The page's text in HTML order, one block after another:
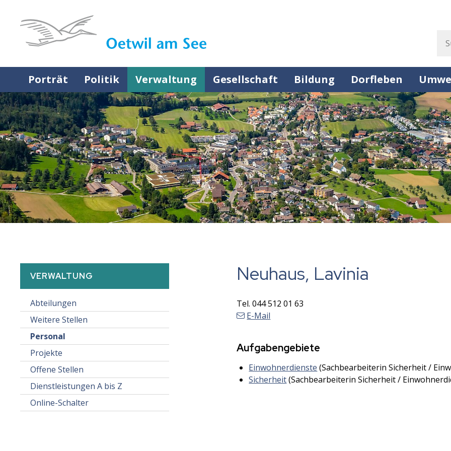
Navigieren in Oetwil am See
Hauptnavigation
Porträt Politik Verwaltung Gesellschaft Bildung Dorfleben
SUBNAVIGATION:
VERWALTUNG
Abteilungen
Weitere Stellen
Personal
Projekte
Offene Stellen
Dienstleistungen A bis Z
Online-Schalter
Neuhaus, Lavinia
Tel. 044 512 01 63
E-Mail
Aufgabengebiete
Einwohnerdienste (Sachbearbeiterin Sicherheit /
Sicherheit (Sachbearbeiterin Sicherheit /